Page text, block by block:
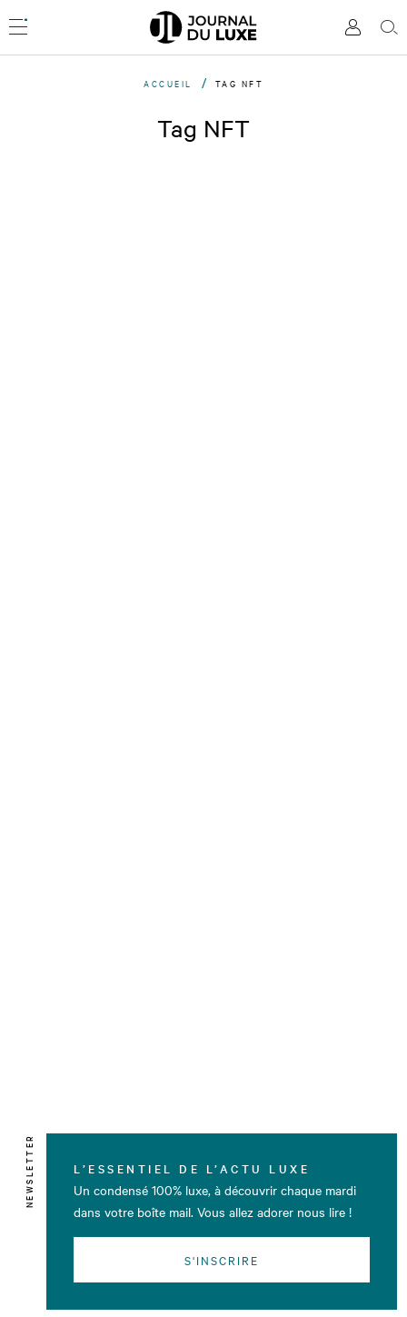
directement
Mon
Menu
ACCUEIL TAG NFT
Tag NFT
NEWSLETTER L’ESSENTIEL DE L’ACTU LUXE
Un condensé 100% luxe, à découvrir chaque mardi
dans votre boîte mail. Vous allez adorer nous lire !
S'INSCRIRE